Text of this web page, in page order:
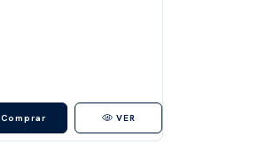
Comprar VER